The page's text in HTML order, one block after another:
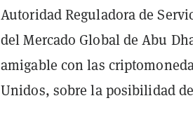
Autoridad Reguladora de
del Mercado Global de Abu
amigable con las
Unidos, sobre la posibilidad